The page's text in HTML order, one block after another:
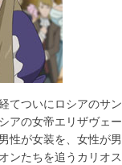
てついにロシアのサン
アの女帝エリザヴェー
性が女装を、女性が男
ンたちを追うカリオス